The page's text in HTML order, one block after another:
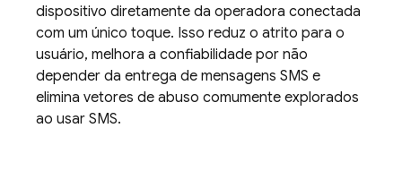
dispositivo diretamente da operadora conectada
com um único toque. Isso reduz o atrito para o
usuário, melhora a confiabilidade por não
depender da entrega de mensagens SMS e
elimina vetores de abuso comumente explorados
ao usar SMS.